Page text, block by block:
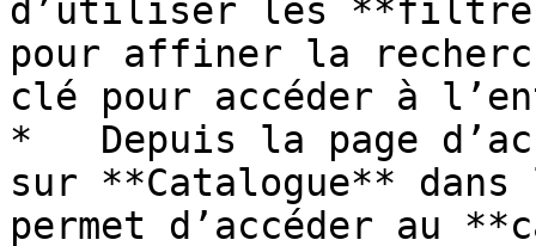
d’utiliser les **filtres
pour affiner la
clé pour accéder à
*   Depuis la page
sur **Catalogue**
permet d’accéder au